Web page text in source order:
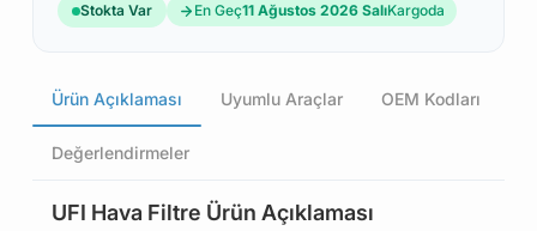
Stokta Var En Geç11 Ağustos 2026 SalıKargoda
Ürün Açıklaması Uyumlu Araçlar OEM Kodları
Değerlendirmeler
UFI Hava Filtre Ürün Açıklaması